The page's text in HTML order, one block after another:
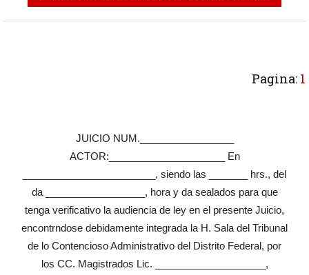
Pagina: 1
JUICIO NUM._________________
ACTOR:_____________________ En
________________________, siendo las _______ hrs., del
da __________________, hora y da sealados para que
tenga verificativo la audiencia de ley en el presente Juicio,
encontrndose debidamente integrada la H. Sala del Tribunal
de lo Contencioso Administrativo del Distrito Federal, por
los CC. Magistrados Lic. ____________________,